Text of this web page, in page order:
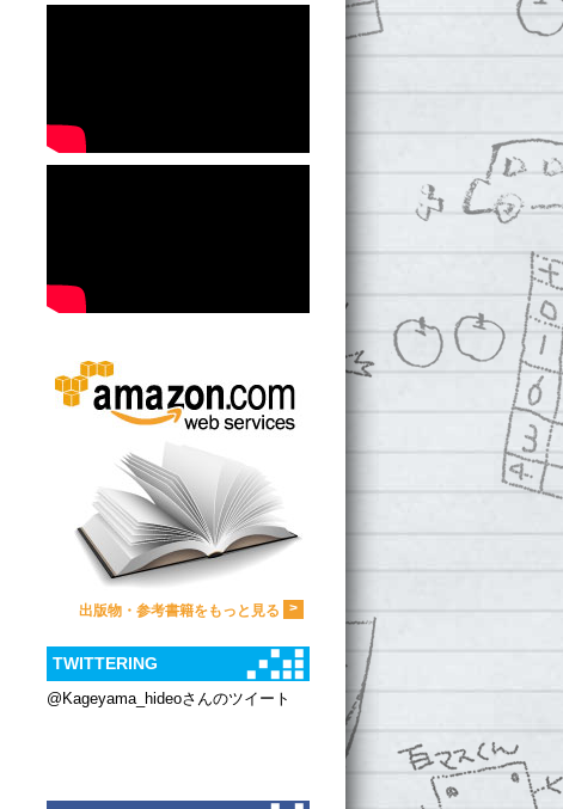
出版物・参考書籍をもっと見る >
TWITTERING
@Kageyama_hideoさんのツイート